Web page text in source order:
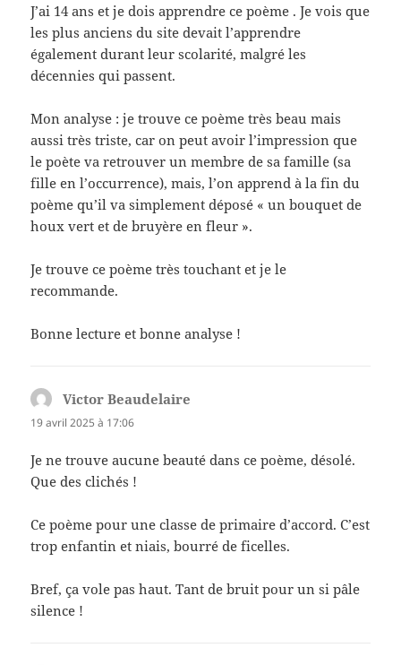
J’ai 14 ans et je dois apprendre ce poème . Je vois que
les plus anciens du site devait l’apprendre
également durant leur scolarité, malgré les
décennies qui passent.
Mon analyse : je trouve ce poème très beau mais
aussi très triste, car on peut avoir l’impression que
le poète va retrouver un membre de sa famille (sa
fille en l’occurrence), mais, l’on apprend à la fin du
poème qu’il va simplement déposé « un bouquet de
houx vert et de bruyère en fleur ».
Je trouve ce poème très touchant et je le
recommande.
Bonne lecture et bonne analyse !
Victor Beaudelaire
19 avril 2025 à 17:06
Je ne trouve aucune beauté dans ce poème, désolé.
Que des clichés !
Ce poème pour une classe de primaire d’accord. C’est
trop enfantin et niais, bourré de ficelles.
Bref, ça vole pas haut. Tant de bruit pour un si pâle
silence !